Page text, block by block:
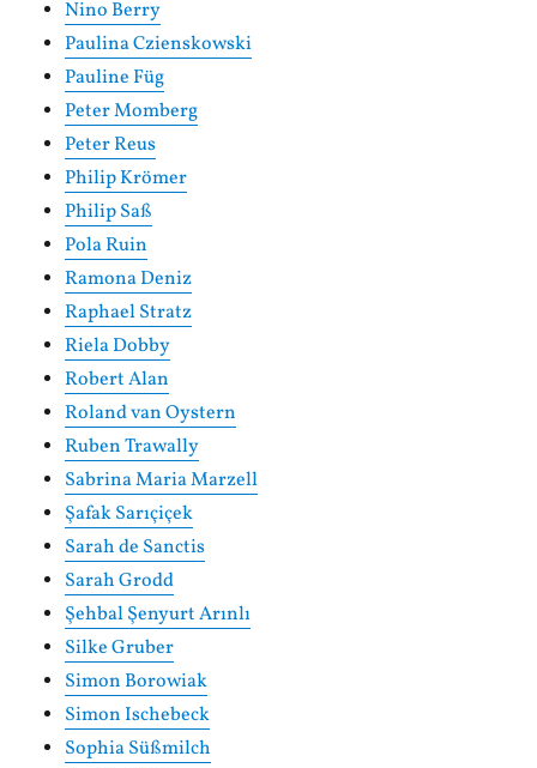
Nino Berry
Paulina Czienskowski
Pauline Füg
Peter Momberg
Peter Reus
Philip Krömer
Philip Saß
Pola Ruin
Ramona Deniz
Raphael Stratz
Riela Dobby
Robert Alan
Roland van Oystern
Ruben Trawally
Sabrina Maria Marzell
Şafak Sarıçiçek
Sarah de Sanctis
Sarah Grodd
Şehbal Şenyurt Arınlı
Silke Gruber
Simon Borowiak
Simon Ischebeck
Sophia Süßmilch